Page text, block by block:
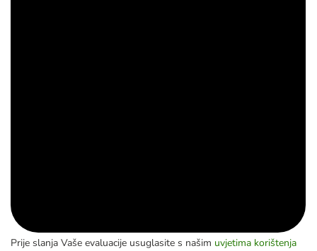
Prije slanja Vaše evaluacije usuglasite s našim uvjetima korištenja